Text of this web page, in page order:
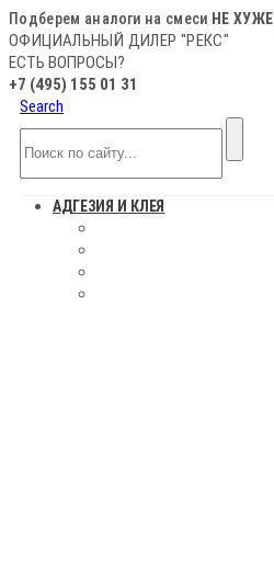
Подберем аналоги на смеси НЕ ХУЖЕ
ОФИЦИАЛЬНЫЙ ДИЛЕР "РЕКС"
ЕСТЬ ВОПРОСЫ?
+7 (495) 155 01 31
Search
АДГЕЗИЯ И КЛЕЯ